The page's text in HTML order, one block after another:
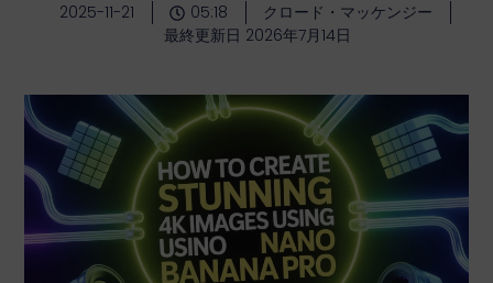
2025-11-21 05:18
クロード・マッケンジー
最終更新日 2026年7月14日